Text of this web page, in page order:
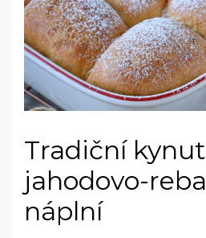
Tradiční
jahodovo-
náplní